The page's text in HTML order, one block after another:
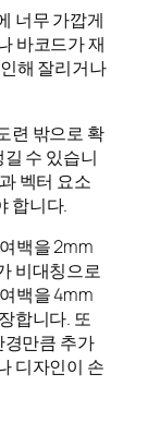
너무 가깝게
바코드가 재
해 잘리거나
련 밖으로 확
수 있습니
벡터 요소
합니다.
백을 2mm
비대칭으로
백을 4mm
합니다. 또
경만큼 추가
디자인이 손